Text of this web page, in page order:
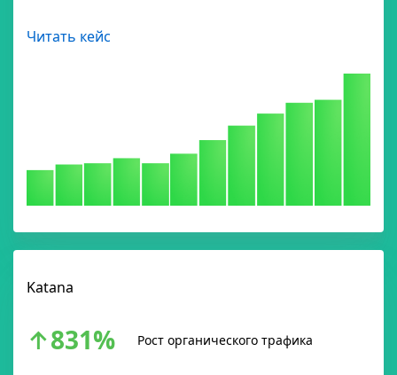
Читать кейс
Katana
↑831% Рост органического трафика